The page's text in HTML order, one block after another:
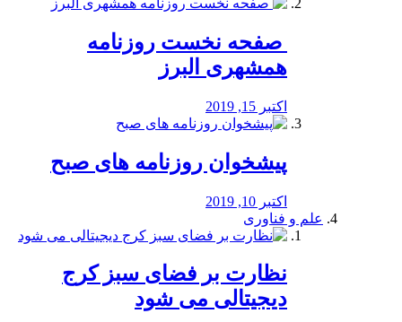
️ صفحه نخست روزنامه‌
همشهری البرز
اکتبر 15, 2019
پیشخوان روزنامه های صبح
اکتبر 10, 2019
علم و فناوری
نظارت بر فضای سبز کرج
دیجیتالی می شود